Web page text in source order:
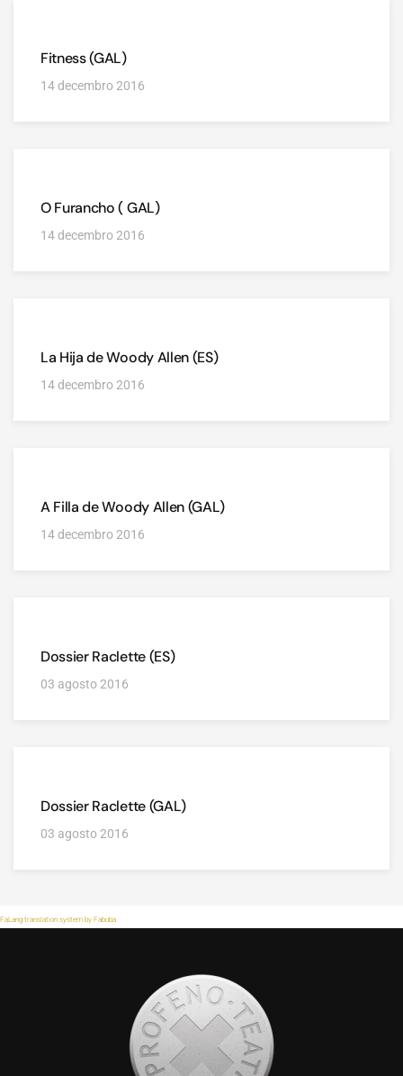
Fitness (GAL)
14 decembro 2016
O Furancho ( GAL)
14 decembro 2016
La Hija de Woody Allen (ES)
14 decembro 2016
A Filla de Woody Allen (GAL)
14 decembro 2016
Dossier Raclette (ES)
03 agosto 2016
Dossier Raclette (GAL)
03 agosto 2016
FaLang translation system by Faboba